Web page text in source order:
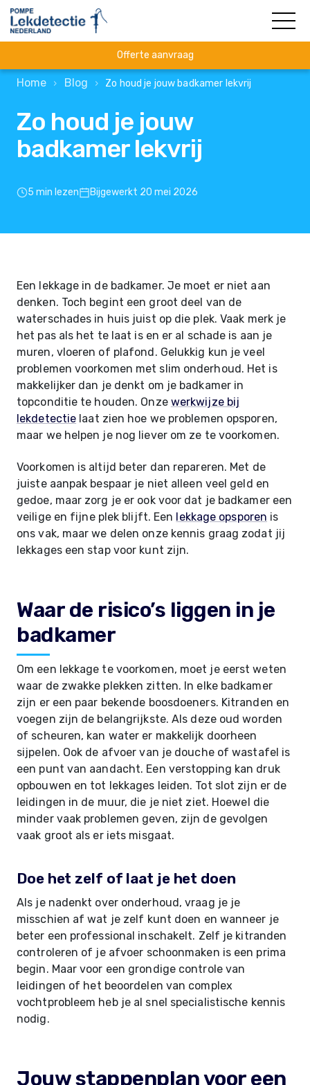
Offerte aanvraag
Home › Blog › Zo houd je jouw badkamer lekvrij
Zo houd je jouw
badkamer lekvrij
5 min lezen Bijgewerkt 20 mei 2026
Een lekkage in de badkamer. Je moet er niet aan
denken. Toch begint een groot deel van de
waterschades in huis juist op die plek. Vaak merk je
het pas als het te laat is en er al schade is aan je
muren, vloeren of plafond. Gelukkig kun je veel
problemen voorkomen met slim onderhoud. Het is
makkelijker dan je denkt om je badkamer in
topconditie te houden. Onze werkwijze bij
lekdetectie laat zien hoe we problemen opsporen,
maar we helpen je nog liever om ze te voorkomen.
Voorkomen is altijd beter dan repareren. Met de
juiste aanpak bespaar je niet alleen veel geld en
gedoe, maar zorg je er ook voor dat je badkamer een
veilige en fijne plek blijft. Een lekkage opsporen is
ons vak, maar we delen onze kennis graag zodat jij
lekkages een stap voor kunt zijn.
Waar de risico’s liggen in je
badkamer
Om een lekkage te voorkomen, moet je eerst weten
waar de zwakke plekken zitten. In elke badkamer
zijn er een paar bekende boosdoeners. Kitranden en
voegen zijn de belangrijkste. Als deze oud worden
of scheuren, kan water er makkelijk doorheen
sijpelen. Ook de afvoer van je douche of wastafel is
een punt van aandacht. Een verstopping kan druk
opbouwen en tot lekkages leiden. Tot slot zijn er de
leidingen in de muur, die je niet ziet. Hoewel die
minder vaak problemen geven, zijn de gevolgen
vaak groot als er iets misgaat.
Doe het zelf of laat je het doen
Als je nadenkt over onderhoud, vraag je je
misschien af wat je zelf kunt doen en wanneer je
beter een professional inschakelt. Zelf je kitranden
controleren of je afvoer schoonmaken is een prima
begin. Maar voor een grondige controle van
leidingen of het beoordelen van complex
vochtprobleem heb je al snel specialistische kennis
nodig.
Jouw stappenplan voor een